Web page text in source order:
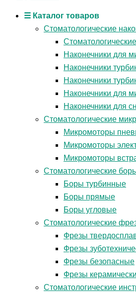
☰ Каталог товаров
Стоматологические
Наконечники для
Наконечники
Наконечники
Наконечники для
Наконечники для
Стоматологические
Микромоторы
Микромоторы
Микромоторы
Стоматологические
Боры турбинные
Боры прямые
Боры угловые
Стоматологические
Фрезы
Фрезы
Фрезы безопасные
Фрезы
Стоматологические